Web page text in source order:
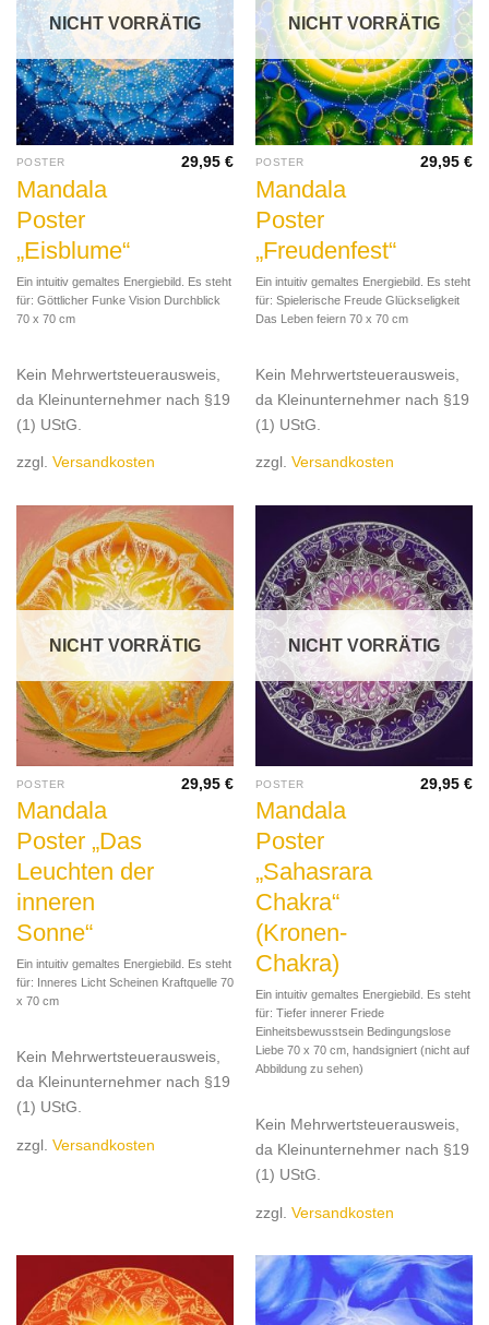
NICHT VORRÄTIG
POSTER
Mandala
Poster
„Eisblume“
29,95€
Ein intuitiv gemaltes Energiebild. Es steht
für: Göttlicher Funke Vision Durchblick
70 x 70 cm
Kein Mehrwertsteuerausweis,
da Kleinunternehmer nach §19
(1) UStG.
zzgl. Versandkosten
NICHT VORRÄTIG
POSTER
Mandala
Poster
„Freudenfest“
29,95€
Ein intuitiv gemaltes Energiebild. Es steht
für: Spielerische Freude Glückseligkeit
Das Leben feiern 70 x 70 cm
Kein Mehrwertsteuerausweis,
da Kleinunternehmer nach §19
(1) UStG.
zzgl. Versandkosten
NICHT VORRÄTIG
POSTER
Mandala
Poster „Das
Leuchten der
inneren
Sonne“
29,95€
Ein intuitiv gemaltes Energiebild. Es steht
für: Inneres Licht Scheinen Kraftquelle 70
x 70 cm
Kein Mehrwertsteuerausweis,
da Kleinunternehmer nach §19
(1) UStG.
zzgl. Versandkosten
NICHT VORRÄTIG
POSTER
Mandala
Poster
„Sahasrara
Chakra“
(Kronen-
Chakra)
29,95€
Ein intuitiv gemaltes Energiebild. Es steht
für: Tiefer innerer Friede
Einheitsbewusstsein Bedingungslose
Liebe 70 x 70 cm, handsigniert (nicht auf
Abbildung zu sehen)
Kein Mehrwertsteuerausweis,
da Kleinunternehmer nach §19
(1) UStG.
zzgl. Versandkosten